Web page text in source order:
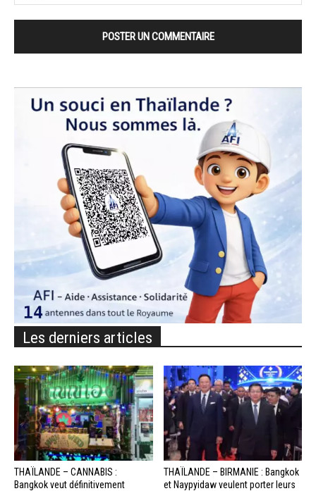
Les derniers articles
THAÏLANDE – CANNABIS :
Bangkok veut définitivement
THAÏLANDE – BIRMANIE : Bangkok
et Naypyidaw veulent porter leurs